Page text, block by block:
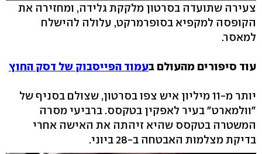
צעירה שתועדה בסרטון מלקקת גלידה, ומחזירה את
הקופסה למקפיא בסופרמרקט, עלולה להישלח
למאסר.
עוד סיפורים מהעולם בעמוד הפייסבוק של דסק החוץ
יותר מ-11 מיליון איש צפו בסרטון, שצולם בסניף של
"וולמארט" בעיר לאפקין בטקסס. ברביעי מסרה
המשטרה בטקסס שהיא זיהתה את האישה אחרי
בדיקת מצלמות האבטחה ב-28 ביוני.